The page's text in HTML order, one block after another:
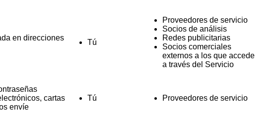
en direcciones
Tú
Proveedores de servicio
Socios de análisis
Redes publicitarias
Socios comerciales
externos a los que accede
a través del Servicio
cartas
envíe
Tú Proveedores de servicio